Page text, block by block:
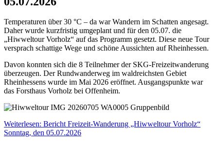
Temperaturen über 30 °C – da war Wandern im Schatten angesagt.
Daher wurde kurzfristig umgeplant und für den 05.07. die
„Hiwweltour Vorholz“ auf das Programm gesetzt. Diese neue Tour
versprach schattige Wege und schöne Aussichten auf Rheinhessen.
Davon konnten sich die 8 Teilnehmer der SKG-Freizeitwanderung
überzeugen. Der Rundwanderweg im waldreichsten Gebiet
Rheinhessens wurde im Mai 2026 eröffnet. Ausgangspunkte war
das Forsthaus Vorholz bei Offenheim.
Weiterlesen: Bericht Freizeit-Wanderung „Hiwweltour Vorholz“
Sonntag, den 05.07.2026